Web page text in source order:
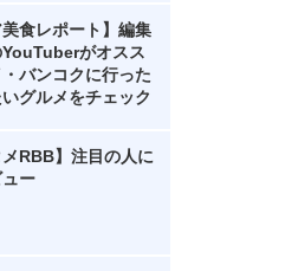
美食レポート】編集
がオスス
・バンコクに行った
グルメをチェック
メRBB】注目の人に
ー